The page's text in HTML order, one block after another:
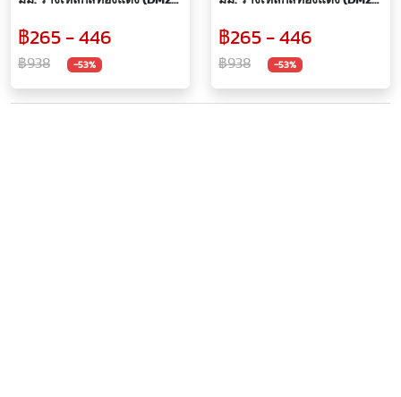
฿265 - 446
฿938 -53%
฿265 - 446
฿938 -53%